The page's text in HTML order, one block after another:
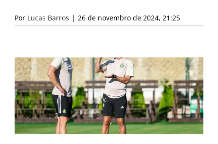
Por Lucas Barros | 26 de novembro de 2024, 21:25